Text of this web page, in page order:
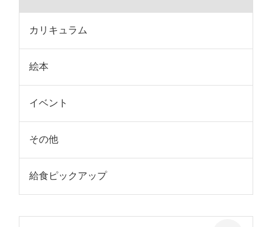
カリキュラム
絵本
イベント
その他
給食ピックアップ